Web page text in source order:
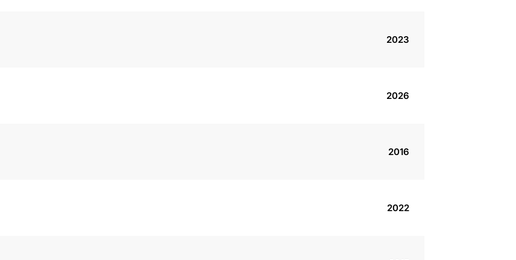
2023
2026
2016
2022